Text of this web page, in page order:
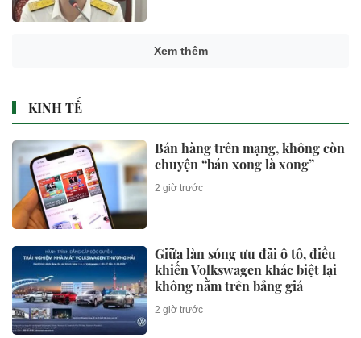
Xem thêm
KINH TẾ
Bán hàng trên mạng, không còn
chuyện “bán xong là xong”
2 giờ trước
Giữa làn sóng ưu đãi ô tô, điều
khiến Volkswagen khác biệt lại
không nằm trên bảng giá
2 giờ trước